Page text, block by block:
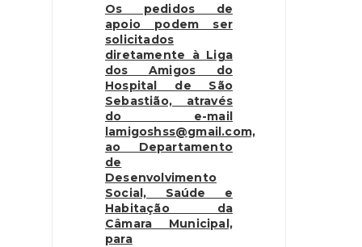
Os pedidos de
apoio podem ser
solicitados
diretamente à Liga
dos Amigos do
Hospital de São
Sebastião, através
do e-mail
lamigoshss@gmail.com,
ao Departamento
de
Desenvolvimento
Social, Saúde e
Habitação da
Câmara Municipal,
para